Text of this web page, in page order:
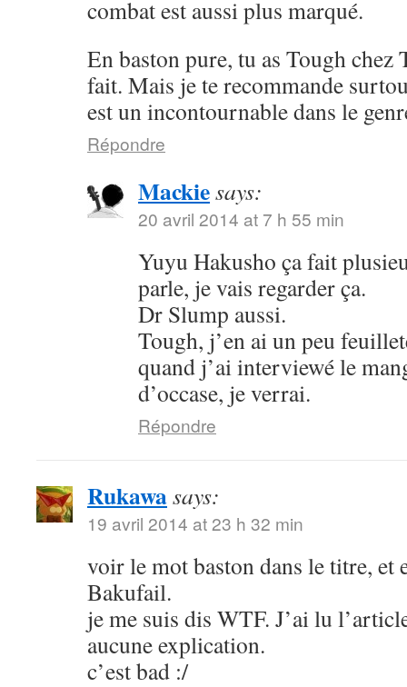
combat est aussi plus marqué.
En baston pure, tu as Tough chez
fait. Mais je te recommande
est un incontournable dans le
Répondre
Mackiesays:
20 avril 2014 at 7 h 55 min
Yuyu Hakusho ça fait
parle, je vais regarder ça.
Dr Slump aussi.
Tough, j’en ai un peu
quand j’ai interviewé le
d’occase, je verrai.
Répondre
Rukawasays:
19 avril 2014 at 23 h 32 min
voir le mot baston dans le titre, et
Bakufail.
je me suis dis WTF. J’ai lu
aucune explication.
c’est bad :/